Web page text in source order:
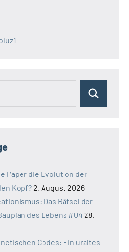
Suchen
Paper die Evolution der
Kopf? 2. August 2026
Das Rätsel der
des Lebens #04 28.
Codes: Ein uraltes